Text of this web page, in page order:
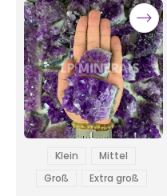
Klein
Mittel
Groß
Extra groß